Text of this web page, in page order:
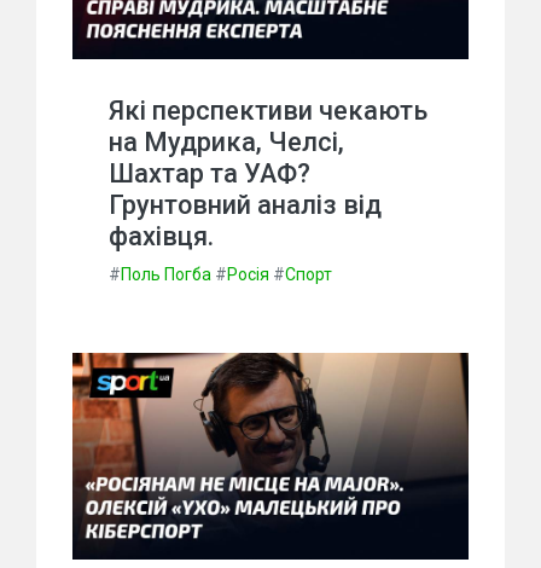
Які перспективи чекають
на Мудрика, Челсі,
Шахтар та УАФ?
Грунтовний аналіз від
фахівця.
#Поль Погба #Росія #Спорт